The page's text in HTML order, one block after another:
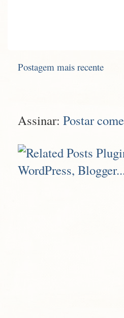
Postagem mais recente
Assinar: Postar